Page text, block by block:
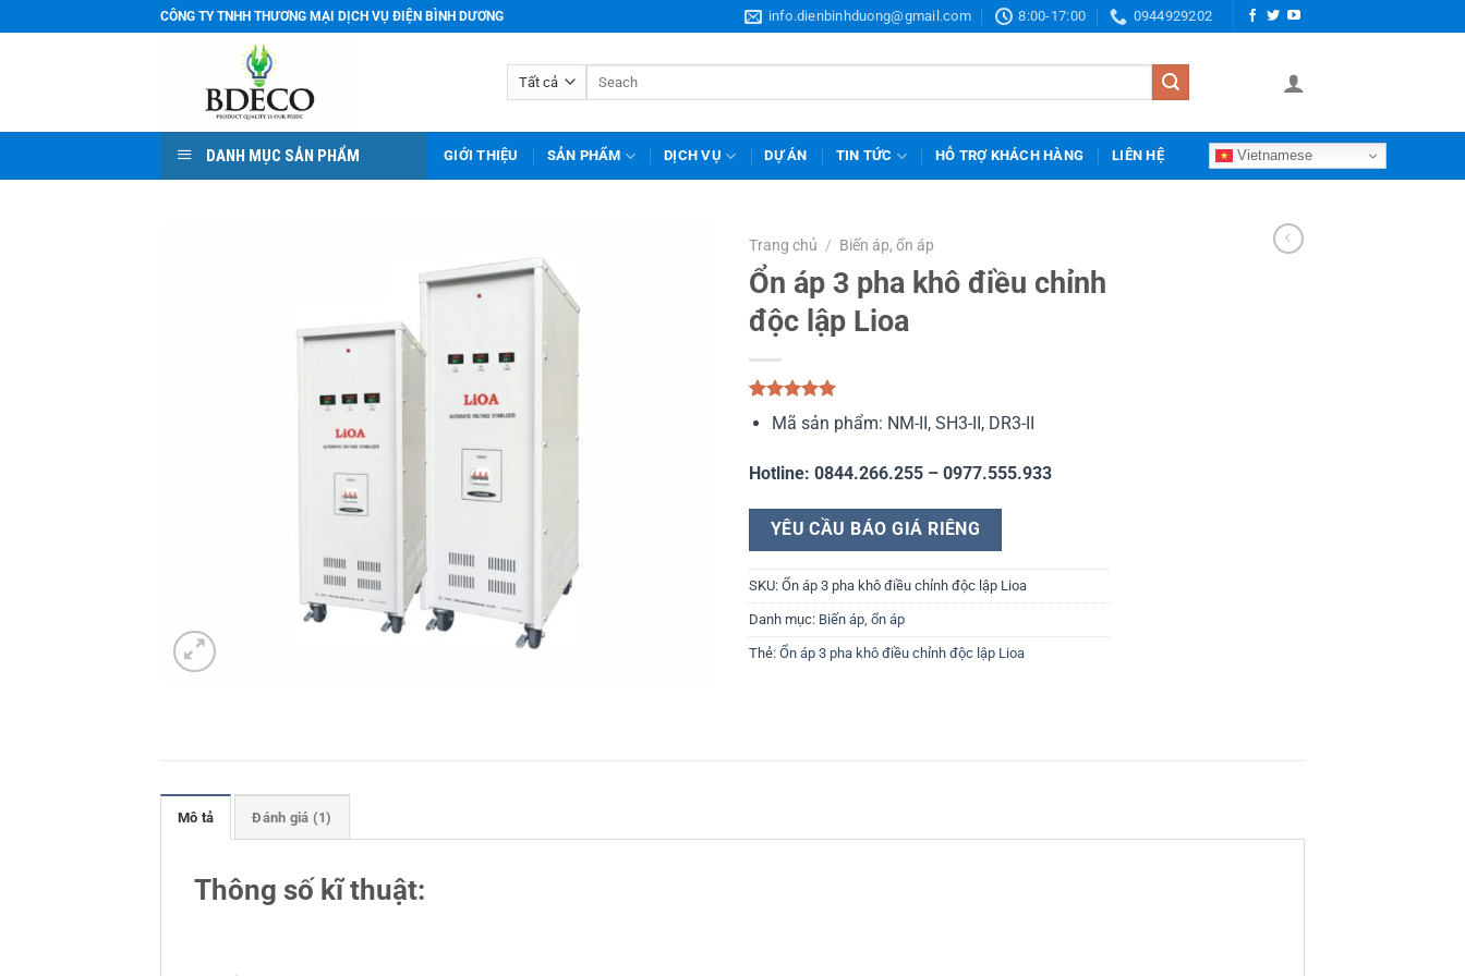
qua
CÔNG TY TNHH THƯƠNG MẠI DỊCH VỤ ĐIỆN BÌNH DƯƠNG info.dienbinhduong@gmail.com 8:00-17:00 0944929202
DANH MỤC SẢN PHẨM GIỚI THIỆU SẢN PHẨM DỊCH VỤ DỰ ÁN TIN TỨC HỖ TRỢ KHÁCH HÀNG LIÊN HỆ Vietnamese
Trang chủ / Biến áp, ổn áp
Ổn áp 3 pha khô điều chỉnh
độc lập Lioa
5.00 trên 5
dựa trên
Mã sản phẩm: NM-II, SH3-II, DR3-II
Hotline: 0844.266.255 – 0977.555.933
YÊU CẦU BÁO GIÁ RIÊNG
SKU: Ổn áp 3 pha khô điều chỉnh độc lập Lioa
Danh mục: Biến áp, ổn áp
Thẻ: Ổn áp 3 pha khô điều chỉnh độc lập Lioa
Mô tả Đánh giá (1)
Thông số kĩ thuật: